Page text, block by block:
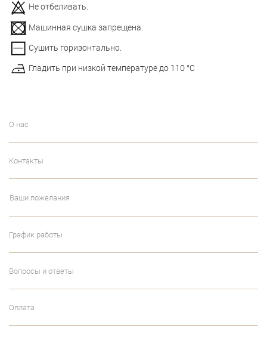
Не отбеливать.
Машинная сушка запрещена.
Сушить горизонтально.
Гладить при низкой температуре до 110 °С
О нас
Контакты
Ваши пожелания
График работы
Вопросы и ответы
Оплата